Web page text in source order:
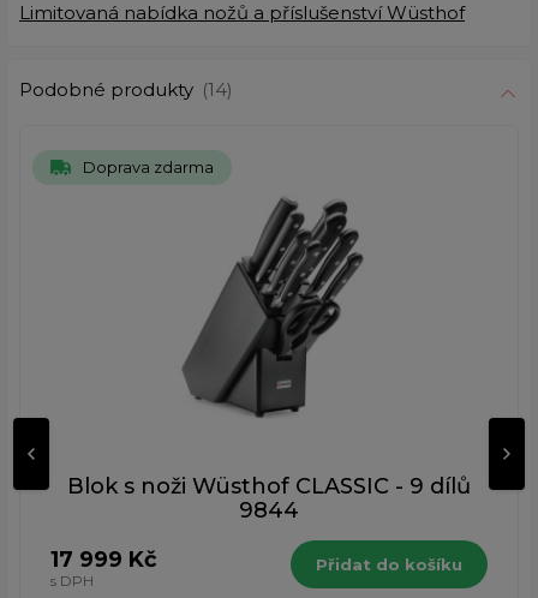
Limitovaná nabídka nožů a příslušenství Wüsthof
Podobné produkty (14)
Doprava zdarma
Blok s noži Wüsthof CLASSIC - 9 dílů
9844
17 999 Kč
s DPH
Přidat do košíku